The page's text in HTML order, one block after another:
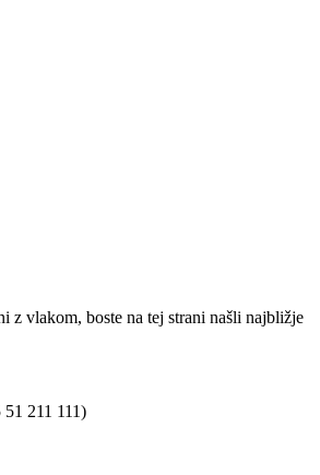
z vlakom, boste na tej strani našli najbližje
211 111)